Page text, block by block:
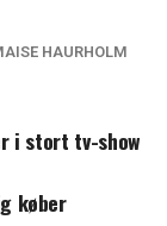
Troels
HAURHOLM
i stort tv-show
køber